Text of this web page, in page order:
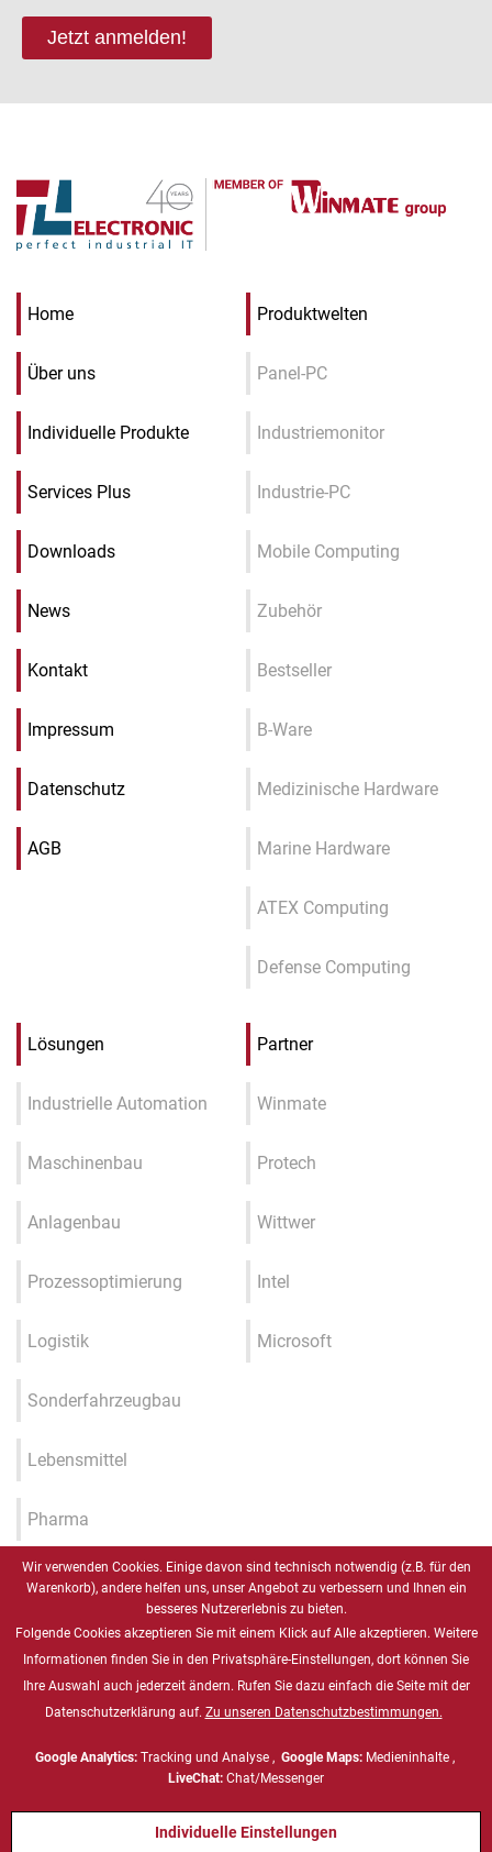
Jetzt anmelden!
Home
Über uns
Individuelle Produkte
Services Plus
Downloads
News
Kontakt
Impressum
Datenschutz
AGB
Produktwelten
Panel-PC
Industriemonitor
Industrie-PC
Mobile Computing
Zubehör
Bestseller
B-Ware
Medizinische Hardware
Marine Hardware
ATEX Computing
Defense Computing
Lösungen
Industrielle Automation
Maschinenbau
Anlagenbau
Prozessoptimierung
Logistik
Sonderfahrzeugbau
Lebensmittel
Pharma
Industrie 4.0 / IIOT / Smart
Gesundheitswesen
Marine
Energie & Chemie, ATEX
Partner
Winmate
Protech
Wittwer
Intel
Microsoft
Wir verwenden Cookies. Einige davon sind technisch notwendig (z.B. für den
Warenkorb), andere helfen uns, unser Angebot zu verbessern und Ihnen ein
besseres Nutzererlebnis zu bieten.
Folgende Cookies akzeptieren Sie mit einem Klick auf Alle akzeptieren. Weitere
Informationen finden Sie in den Privatsphäre-Einstellungen, dort können Sie
Ihre Auswahl auch jederzeit ändern. Rufen Sie dazu einfach die Seite mit der
Datenschutzerklärung auf. Zu unseren Datenschutzbestimmungen.
Google Analytics:Tracking und Analyse , Google Maps:Medieninhalte ,
LiveChat: Chat/Messenger
Individuelle Einstellungen